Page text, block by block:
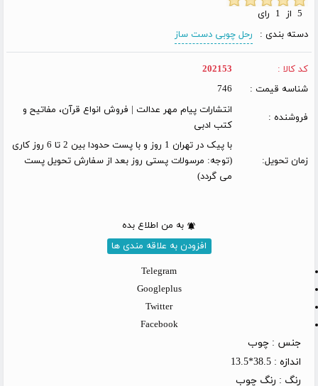
دسته بندی :
رحل چوبی دست ساز
کد کالا :
202153
شناسه قیمت :
746
فروشنده :
انتشارات پیام مهر عدالت | فروش انواع قرآن، مفاتیح و
کتب ادبی
زمان تحویل:
با پیک در تهران 1 روز و با پست حدودا بین 2 تا 6 روز کاری
(توجه: مرسولات پستی روز بعد از سفارش تحویل پست
می گردد)
به من اطلاع بده
افزودن به علاقه مندی ها
Telegram
Googleplus
Twitter
Facebook
جنس : چوب
اندازه : 38.5*13.5
رنگ : رنگ چوب